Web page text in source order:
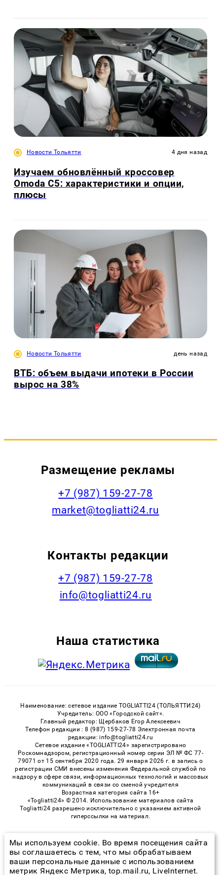
Новости Тольятти 4 дня назад
Изучаем обновлённый кроссовер
Omoda C5: характеристики и опции,
плюсы
Новости Тольятти день назад
ВТБ: объем выдачи ипотеки в России
вырос на 38%
Размещение рекламы
+7 (987) 159-27-78
market@togliatti24.ru
Контакты редакции
+7 (987) 159-27-78
info@togliatti24.ru
Наша статистика
Наименование: сетевое издание TOGLIATTI24 (ТОЛЬЯТТИ24)
Учредитель: ООО «Городской сайт».
Главный редактор: Щербаков Егор Алексеевич
Телефон редакции : 8 (987) 159-27-78 Электронная почта
редакции: info@togliatti24.ru
Сетевое издание «TOGLIATTI24» зарегистрировано
Роскомнадзором, регистрационный номер серии ЭЛ № ФС 77-
79071 от 15 сентября 2020 года. 29 января 2026 г. в запись о
регистрации СМИ внесены изменения Федеральной службой по
надзору в сфере связи, информационных технологий и массовых
коммуникаций в связи со сменой учредителя
Возрастная категория сайта 16+
«Togliatti24» © 2014. Использование материалов сайта
Togliatti24 разрешено исключительно с указанием активной
гиперссылки на материал.
© 2026 «Togliatti24» | Все права защищены
Возрастная категория сайта 16+
Политика конфиденциальности
Мы используем cookie. Во время посещения сайта
вы соглашаетесь с тем, что мы обрабатываем
ваши персональные данные с использованием
метрик Яндекс Метрика, top.mail.ru, LiveInternet.